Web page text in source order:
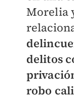
Morelia
delitos
robo